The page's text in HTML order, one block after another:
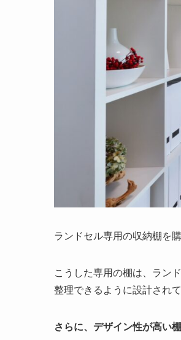
ランドセル専用の収納棚を
こうした専用の棚は、ラン
整理できるように設計され
さらに、デザイン性が高い